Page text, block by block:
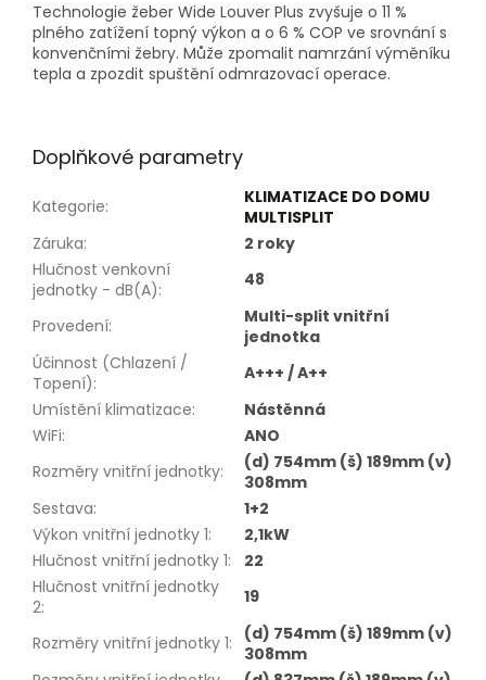
Technologie žeber Wide Louver Plus zvyšuje o 11 %
plného zatížení topný výkon a o 6 % COP ve srovnání s
konvenčními žebry. Může zpomalit namrzání výměníku
tepla a zpozdit spuštění odmrazovací operace.
Doplňkové parametry
Kategorie:
KLIMATIZACE DO DOMU
MULTISPLIT
Záruka:
2 roky
Hlučnost venkovní
jednotky - dB(A): 48
Provedení:
Multi-split vnitřní
jednotka
Účinnost (Chlazení /
Topení):
A+++ / A++
Umístění klimatizace:
Nástěnná
WiFi:
ANO
Rozměry vnitřní jednotky:
(d) 754mm (š) 189mm (v)
308mm
Sestava:
1+2
Výkon vnitřní jednotky 1:
2,1kW
Hlučnost vnitřní jednotky 1:
22
Hlučnost vnitřní jednotky
2: 19
Rozměry vnitřní jednotky 1:
(d) 754mm (š) 189mm (v)
308mm